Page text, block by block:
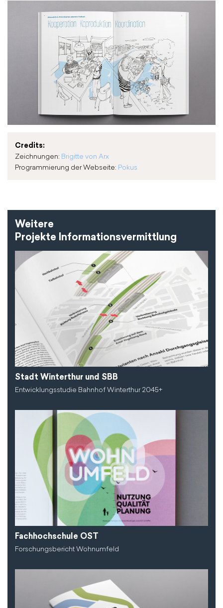
Credits:
Zeichnungen: Brigitte von Arx
Programmierung der Webseite: Pokus
Weitere
Projekte Informationsvermittlung
Stadt Winterthur und SBB
Entwicklungsstudie Bahnhof Winterthur 2045+
Fachhochschule OST
Forschungsbericht Wohnumfeld